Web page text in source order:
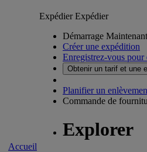
Accueil
ExpédierExpédier
Démarrage Maintenant
Créer une expédition
Enregistrez-vous pour
Obtenir un tarif et une
Planifier un
Commande de
Explorer